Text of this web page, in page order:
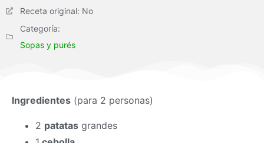
Receta original: No
Categoría:
Sopas y purés
Ingredientes (para 2 personas)
2 patatas grandes